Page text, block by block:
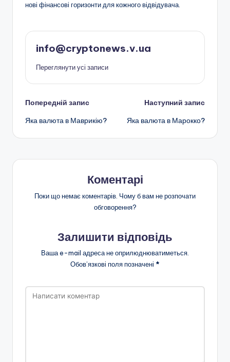
нові фінансові горизонти для кожного відвідувача.
info@cryptonews.v.ua
Переглянути усі записи
Навігація
по
Попередній запис
Яка валюта в Маврикію?
Наступний запис
Яка валюта в Марокко?
Коментарі
Поки що немає коментарів. Чому б вам не розпочати
обговорення?
Залишити відповідь
Ваша e-mail адреса не оприлюднюватиметься.
Обов’язкові поля позначені *